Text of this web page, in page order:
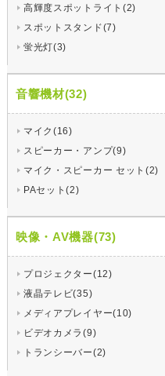
高輝度スポットライト(2)
スポットスタンド(7)
蛍光灯(3)
音響機材(32)
マイク(16)
スピーカー・アンプ(9)
マイク・スピーカー セット(2)
PAセット(2)
映像・AV機器(73)
プロジェクター(12)
液晶テレビ(35)
メディアプレイヤー(10)
ビデオカメラ(9)
トランシーバー(2)